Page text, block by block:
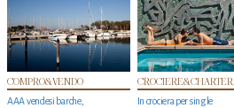
COMPRO&VENDO
AAA vendesi barche,
CROCIERE&CHARTER
In crociera per single